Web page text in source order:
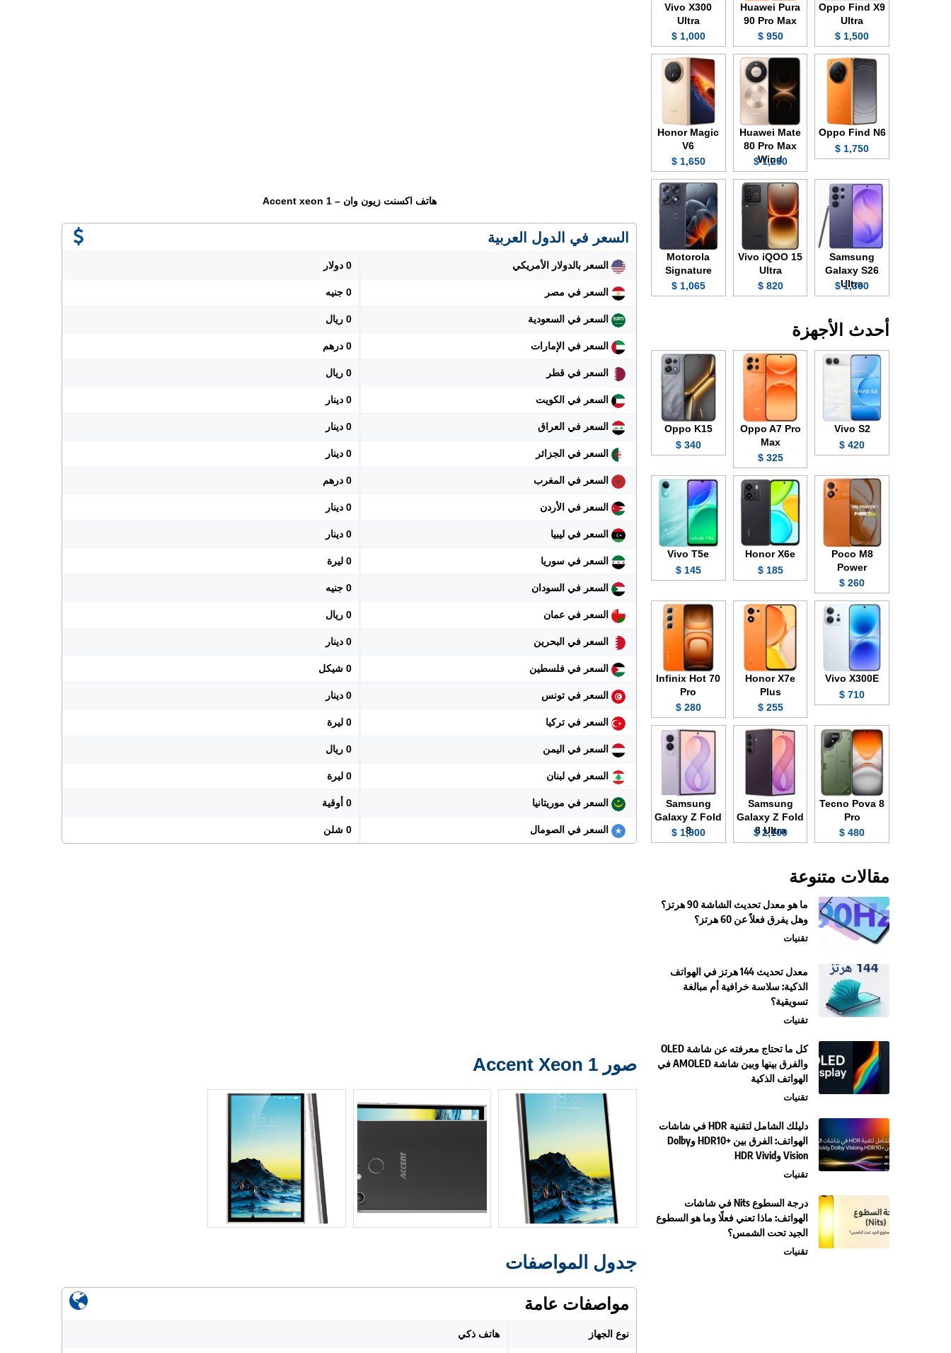
هاتف اكسنت زيون وان – Accent xeon 1
السعر في الدول العربية
السعر بالدولار الأمريكي 0 دولار
السعر في مصر 0 جنيه
السعر في السعودية 0 ريال
السعر في الإمارات 0 درهم
السعر في قطر 0 ريال
السعر في الكويت 0 دينار
السعر في العراق 0 دينار
السعر في الجزائر 0 دينار
السعر في المغرب 0 درهم
السعر في الأردن 0 دينار
السعر في ليبيا 0 دينار
السعر في سوريا 0 ليرة
السعر في السودان 0 جنيه
السعر في عمان 0 ريال
السعر في البحرين 0 دينار
السعر في فلسطين 0 شيكل
السعر في تونس 0 دينار
السعر في تركيا 0 ليرة
السعر في اليمن 0 ريال
السعر في لبنان 0 ليرة
السعر في موريتانيا 0 أوقية
السعر في الصومال 0 شلن
صور Accent Xeon 1
جدول المواصفات
مواصفات عامة
نوع الجهاز هاتف ذكي
Oppo Find X9
Ultra
1,500 $
Huawei Pura
90 Pro Max
950 $
Vivo X300
Ultra
1,000 $
Oppo Find N6
1,750 $
Huawei Mate
80 Pro Max
Wind
1,250 $
Honor Magic
V6
1,650 $
Samsung
Galaxy S26
Ultra
1,300 $
Vivo iQOO 15
Ultra
820 $
Motorola
Signature
1,065 $
أحدث الأجهزة
Vivo S2
420 $
Oppo A7 Pro
Max
325 $
Oppo K15
340 $
Poco M8
Power
260 $
Honor X6e
185 $
Vivo T5e
145 $
Vivo X300E
710 $
Honor X7e
Plus
255 $
Infinix Hot 70
Pro
280 $
Tecno Pova 8
Pro
480 $
Samsung
Galaxy Z Fold
8 Ultra
2,100 $
Samsung
Galaxy Z Fold
8
1,900 $
مقالات متنوعة
ما هو معدل تحديث الشاشة 90 هرتز؟
وهل يفرق فعلاً عن 60 هرتز؟
تقنيات
معدل تحديث 144 هرتز في الهواتف
الذكية: سلاسة خرافية أم مبالغة
تسويقية؟
تقنيات
كل ما تحتاج معرفته عن شاشة OLED
والفرق بينها وبين شاشة AMOLED في
الهواتف الذكية
تقنيات
دليلك الشامل لتقنية HDR في شاشات
الهواتف: الفرق بين +HDR10 وDolby
Vision وHDR Vivid
تقنيات
درجة السطوع Nits في شاشات
الهواتف: ماذا تعني فعلًا وما هو السطوع
الجيد تحت الشمس؟
تقنيات